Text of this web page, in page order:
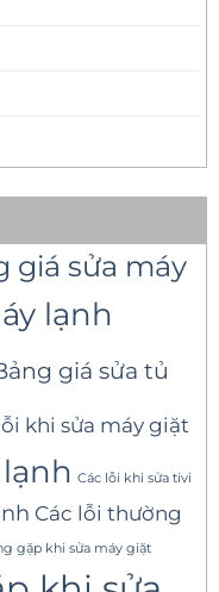
giá sửa máy
lạnh
giá sửa tủ
khi sửa máy giặt
Các lỗi khi sửa tivi
Các lỗi thường
gặp khi sửa máy giặt